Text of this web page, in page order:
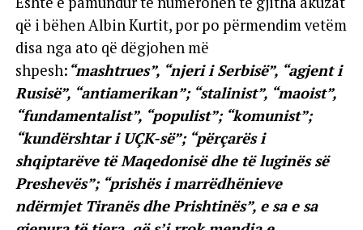
që i bëhen Albin Kurtit, por po përmendim vetëm
disa nga ato që dëgjohen më
shpesh: “mashtrues”, “njeri i Serbisë”, “agjent i
Rusisë”, “antiamerikan”; “stalinist”, “maoist”,
“fundamentalist”, “populist”; “komunist”;
“kundërshtar i UÇK-së”; “përçarës i
shqiptarëve të Maqedonisë dhe të luginës së
Preshevës”; “prishës i marrëdhënieve
ndërmjet Tiranës dhe Prishtinës”, e sa e sa